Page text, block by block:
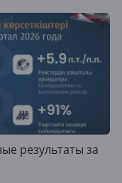
результаты за